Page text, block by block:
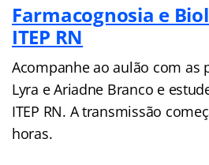
Farmacognosia e
ITEP RN
Acompanhe ao aulão com as
Lyra e Ariadne Branco e
ITEP RN. A transmissão
horas.